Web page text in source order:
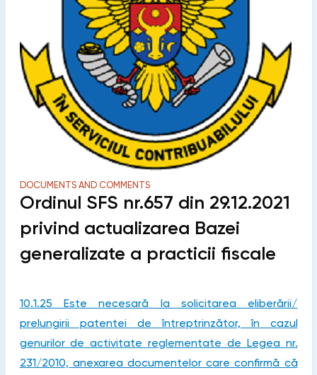
DOCUMENTS AND COMMENTS
Ordinul SFS nr.657 din 29.12.2021
privind actualizarea Bazei
generalizate a practicii fiscale
10.1.25 Este necesară la solicitarea eliberării/
prelungirii patentei de întreptrinzător, în cazul
genurilor de activitate reglementate de Legea nr.
231/2010, anexarea documentelor care confirmă că